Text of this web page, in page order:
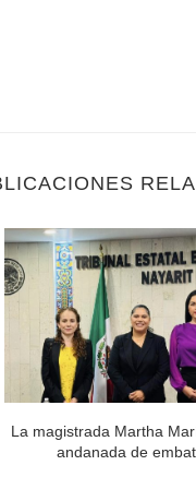
La magistrada Martha
andanada de